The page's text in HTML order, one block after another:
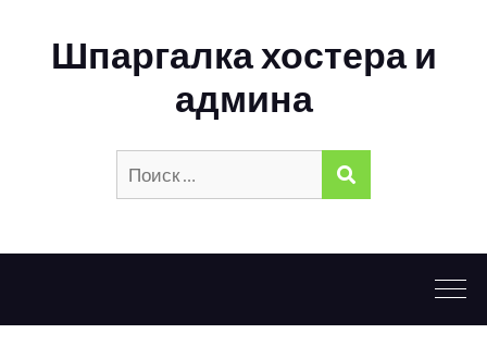
Шпаргалка хостера и
админа